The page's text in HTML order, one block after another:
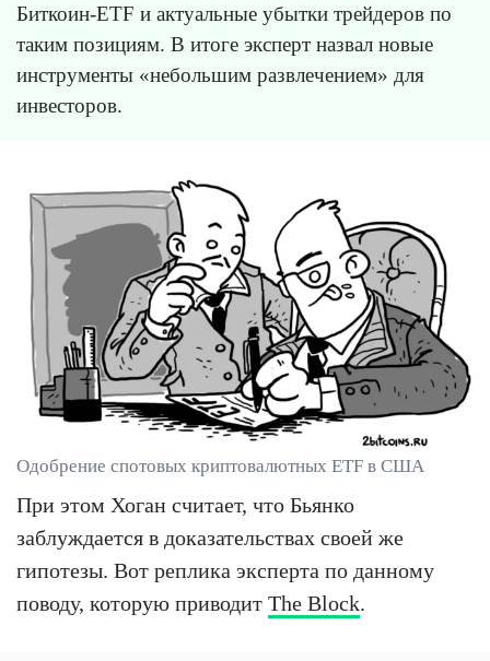
Биткоин-ETF и актуальные убытки трейдеров по
таким позициям. В итоге эксперт назвал новые
инструменты «небольшим развлечением» для
инвесторов.
Одобрение спотовых криптовалютных ETF в США
При этом Хоган считает, что Бьянко
заблуждается в доказательствах своей же
гипотезы. Вот реплика эксперта по данному
поводу, которую приводит The Block.